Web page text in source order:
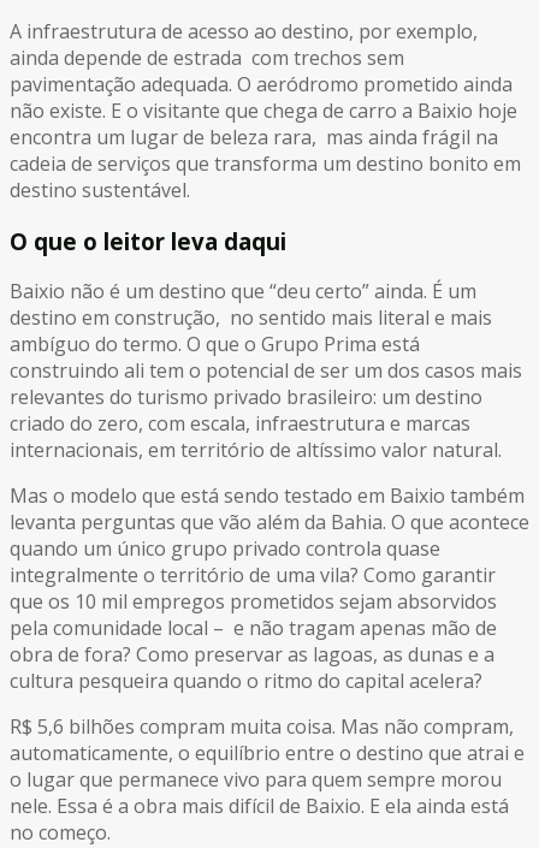
A infraestrutura de acesso ao destino, por exemplo,
ainda depende de estrada com trechos sem
pavimentação adequada. O aeródromo prometido ainda
não existe. E o visitante que chega de carro a Baixio hoje
encontra um lugar de beleza rara, mas ainda frágil na
cadeia de serviços que transforma um destino bonito em
destino sustentável.
O que o leitor leva daqui
Baixio não é um destino que “deu certo” ainda. É um
destino em construção, no sentido mais literal e mais
ambíguo do termo. O que o Grupo Prima está
construindo ali tem o potencial de ser um dos casos mais
relevantes do turismo privado brasileiro: um destino
criado do zero, com escala, infraestrutura e marcas
internacionais, em território de altíssimo valor natural.
Mas o modelo que está sendo testado em Baixio também
levanta perguntas que vão além da Bahia. O que acontece
quando um único grupo privado controla quase
integralmente o território de uma vila? Como garantir
que os 10 mil empregos prometidos sejam absorvidos
pela comunidade local – e não tragam apenas mão de
obra de fora? Como preservar as lagoas, as dunas e a
cultura pesqueira quando o ritmo do capital acelera?
R$ 5,6 bilhões compram muita coisa. Mas não compram,
automaticamente, o equilíbrio entre o destino que atrai e
o lugar que permanece vivo para quem sempre morou
nele. Essa é a obra mais difícil de Baixio. E ela ainda está
no começo.